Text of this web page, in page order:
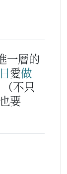
一層的
愛做
（不只
要